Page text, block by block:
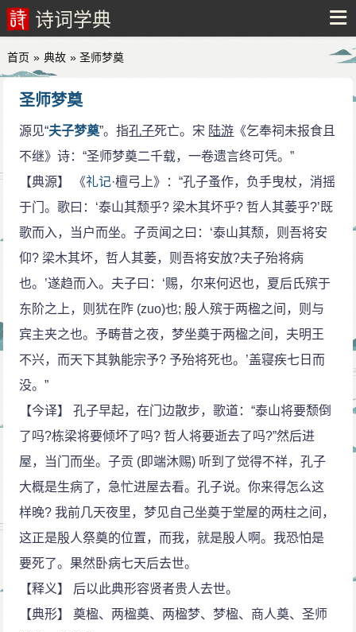
诗词学典
首页 » 典故 » 圣师梦奠
圣师梦奠
源见“夫子梦奠”。指孔子死亡。宋 陆游 《乞奉祠未报食且
不继》诗：“圣师梦奠二千载，一卷遗言终可凭。”
【典源】 《礼记·檀弓上》：“孔子蚤作，负手曳杖，消摇
于门。歌曰：‘泰山其颓乎? 梁木其坏乎? 哲人其萎乎?’既
歌而入，当户而坐。子贡闻之曰：‘泰山其颓，则吾将安
仰? 梁木其坏，哲人其萎，则吾将安放?夫子殆将病
也。’遂趋而入。夫子曰：‘赐，尔来何迟也，夏后氏殡于
东阶之上，则犹在阼 (zuo)也; 殷人殡于两楹之间，则与
宾主夹之也。予畴昔之夜，梦坐奠于两楹之间，夫明王
不兴，而天下其孰能宗予? 予殆将死也。’盖寝疾七日而
没。”
【今译】 孔子早起，在门边散步，歌道：“泰山将要颓倒
了吗?栋梁将要倾坏了吗? 哲人将要逝去了吗?”然后进
屋，当门而坐。子贡 (即端沐赐) 听到了觉得不祥，孔子
大概是生病了，急忙进屋去看。孔子说。你来得怎么这
样晚? 我前几天夜里，梦见自己坐奠于堂屋的两柱之间，
这正是殷人祭奠的位置，而我，就是殷人啊。我恐怕是
要死了。果然卧病七天后去世。
【释义】 后以此典形容贤者贵人去世。
【典形】 奠楹、两楹奠、两楹梦、梦楹、商人奠、圣师